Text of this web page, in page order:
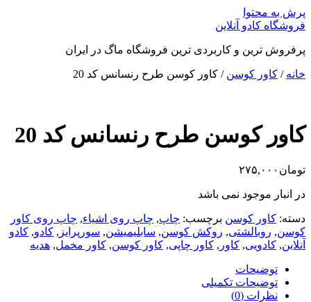
پرش به محتوا
فروشگاه کادو آنلاین
پرفروش ترین و کاربردی ترین فروشگاه ماگ در ایران
خانه / کاور کوسن / کاور کوسن طرح رنسانس کد 20
کاور کوسن طرح رنسانس کد 20
تومان ۲۷۵,۰۰۰
در انبار موجود نمی باشد
دسته: کاور کوسن برچسب: چاپ, چاپ روی اشیاء, چاپ روی کاور
کوسن, روبالشتی, روکش کوسن, سابلیمیشن, سورپرایز , کادو, کادو
آنلاین, کادویی, کاور , کاور چاپی, کاور کوسن, کاور مخمل, هدیه
توضیحات
توضیحات تکمیلی
نظرات (0)